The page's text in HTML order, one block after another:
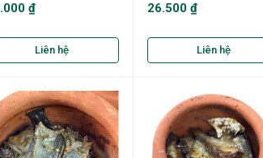
₫
Liên hệ
26.500 ₫
Liên hệ